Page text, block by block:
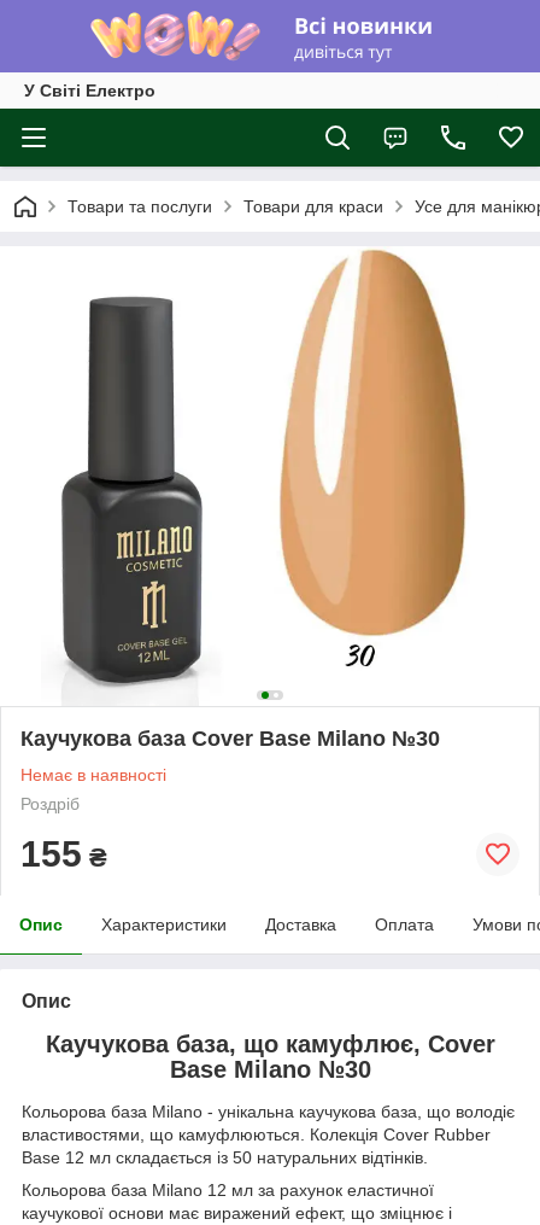
У Світі Електро
Товари та послуги Товари для краси Усе для
Каучукова база Cover Base Milano №30
Немає в наявності
Роздріб
155 ₴
Опис Характеристики Доставка Оплата Умови
Опис
Каучукова база, що камуфлює, Cover
Base Milano №30
Кольорова база Milano - унікальна каучукова база, що володіє
властивостями, що камуфлюються. Колекція Cover Rubber
Base 12 мл складається із 50 натуральних відтінків.
Кольорова база Milano 12 мл за рахунок еластичної
каучукової основи має виражений ефект, що зміцнює і